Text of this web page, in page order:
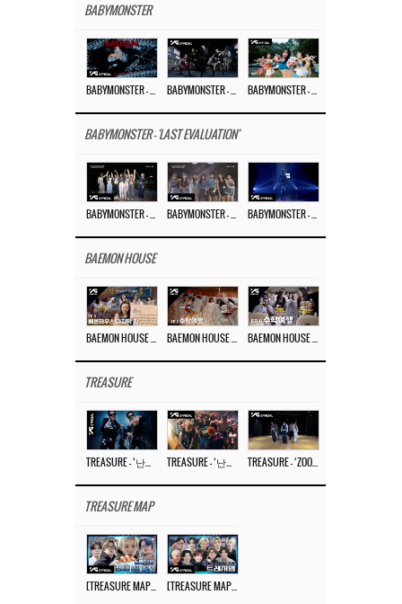
BABYMONSTER
BABYMONSTER - 'LAST EVALUATION'
BAEMON HOUSE
TREASURE
TREASURE MAP